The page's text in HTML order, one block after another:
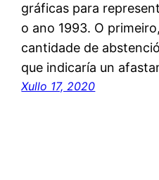
gráficas para
o ano 1993. O
cantidade de
que indicaría un
Xullo 17, 2020